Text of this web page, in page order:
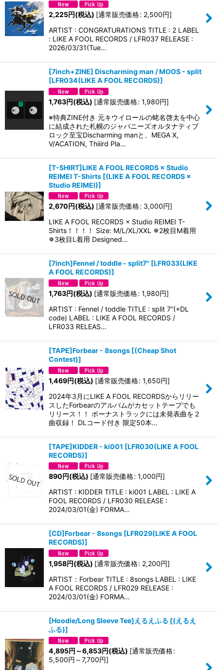
2,225円(税込) [通常販売価格: 2,500円]
ARTIST : CONGRATURATIONS TITLE : 2 LABEL
: LIKE A FOOL RECORDS / LFR037 RELEASE :
2026/03/31(Tue…
[7inch+ZINE] Discharming man / MOOS - split
[LFR034(LIKE A FOOL RECORDS)]
1,763円(税込) [通常販売価格: 1,980円]
※特典ZINE付き 元キウイロールの蛯名啓太を中心
に結成された札幌のジャパニーズオルタナティブ
ロック至宝Discharming manと、MEGA X,
V/ACATION, Thiiird Pla…
[T-SHIRT]LIKE A FOOL RECORDS × Studio
REIMEI T-Shirts [(LIKE A FOOL RECORDS ×
Studio REIMEI)]
2,670円(税込) [通常販売価格: 3,000円]
LIKE A FOOL RECORDS × Studio REIMEI T-
Shirts！！！！ Size: M/L/XL/XXL ✵2枚目M着用
✵3枚目L着用 Designed…
[7inch]Fennel / toddle - split7" [LFR033(LIKE
A FOOL RECORDS)]
1,763円(税込) [通常販売価格: 1,980円]
ARTIST : Fennel / toddle TITLE : split 7”(+DL
code) LABEL : LIKE A FOOL RECORDS /
LFR033 RELEAS…
[TAPE]Forbear - 8songs [(Cheap Shot
Contest)]
1,469円(税込) [通常販売価格: 1,650円]
2024年3月にLIKE A FOOL RECORDSからリリー
スしたForbearのアルバムがカセットテープでも
リリース！！ ボーナストラックには未発表曲を２
曲収録！ DLコード付き 限定50本…
[TAPE]KIDDER - ki001 [LFR030(LIKE A FOOL
RECORDS)]
890円(税込) [通常販売価格: 1,000円]
ARTIST : KIDDER TITLE : ki001 LABEL : LIKE A
FOOL RECORDS / LFR030 RELEASE :
2024/03/01(金) FORMA…
[CD]Forbear - 8songs [LFR029(LIKE A FOOL
RECORDS)]
1,958円(税込) [通常販売価格: 2,200円]
ARTIST：Forbear TITLE : 8songs LABEL : LIKE
A FOOL RECORDS / LFR029 RELEASE :
2024/03/01(金) FORMA…
[Hoodie/Long Sleeve Tee]えるえふる [(えるえ
ふる)]
4,895円 ～6,853円(税込) [通常販売価格:
5,500円 ～7,700円]